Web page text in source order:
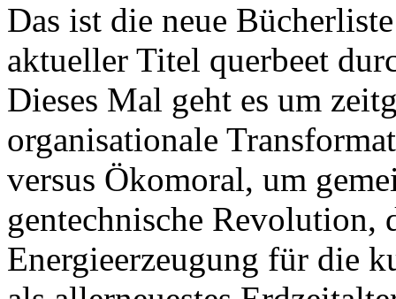
Das ist die neue
aktueller Titel querbeet
Dieses Mal geht es um
organisationale
versus Ökomoral, um
gentechnische Revolution,
Energieerzeugung für die